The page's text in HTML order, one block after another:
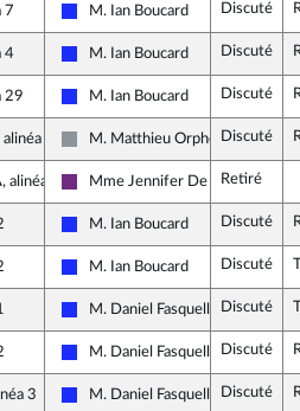
7
Les Républicains
M. Ian Boucard Discuté
4
Les Républicains
M. Ian Boucard Discuté
29
Les Républicains
M. Ian Boucard Discuté
2
Non inscrit
M. Matthieu OrphelinDiscuté
alinéa 1
La République en Marche
Mme Jennifer De Temmerman
Retiré
Les Républicains
M. Ian Boucard Discuté
Les Républicains
M. Ian Boucard Discuté
Les Républicains
M. Daniel Fasquelle Discuté
Les Républicains
M. Daniel Fasquelle Discuté
3
Les Républicains
M. Daniel Fasquelle Discuté